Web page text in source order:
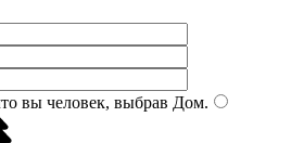
вы человек, выбрав Дом.